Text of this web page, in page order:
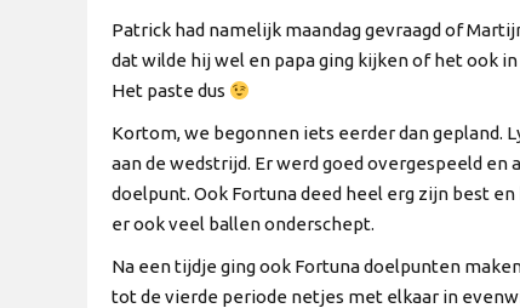
Patrick had namelijk maandag gevraagd of
dat wilde hij wel en papa ging kijken of het ook in
Het paste dus
Kortom, we begonnen iets eerder dan gepland.
aan de wedstrijd. Er werd goed overgespeeld en
doelpunt. Ook Fortuna deed heel erg zijn best
er ook veel ballen onderschept.
Na een tijdje ging ook Fortuna doelpunten
tot de vierde periode netjes met elkaar in